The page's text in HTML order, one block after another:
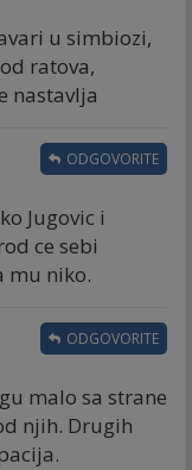
u simbiozi,
ratova,
nastavlja
Jugovic i
ce sebi
mu niko.
ODGOVORITE
malo sa strane
njih. Drugih
ODGOVORITE